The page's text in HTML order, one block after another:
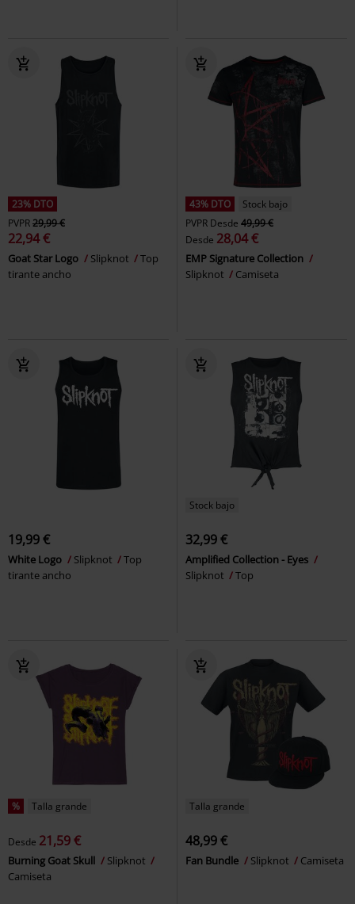
23% DTO
PVPR29,99 €
22,94 €
Goat Star Logo Slipknot
Top
tirante ancho
43% DTO
Stock bajo
PVPR Desde 49,99 €
Desde 28,04 €
EMP Signature Collection
Slipknot
Camiseta
19,99 €
White Logo Slipknot
Top
tirante ancho
Stock bajo
32,99 €
Amplified Collection - Eyes
Slipknot
Top
% Talla grande
Desde 21,59 €
Burning Goat Skull
Slipknot
Camiseta
Talla grande
48,99 €
Fan Bundle Slipknot Camiseta